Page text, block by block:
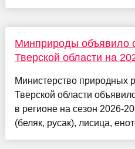
Минприроды объявило
Тверской области на
Министерство природных
Тверской области
в регионе на сезон 2026-
(беляк, русак), лисица,